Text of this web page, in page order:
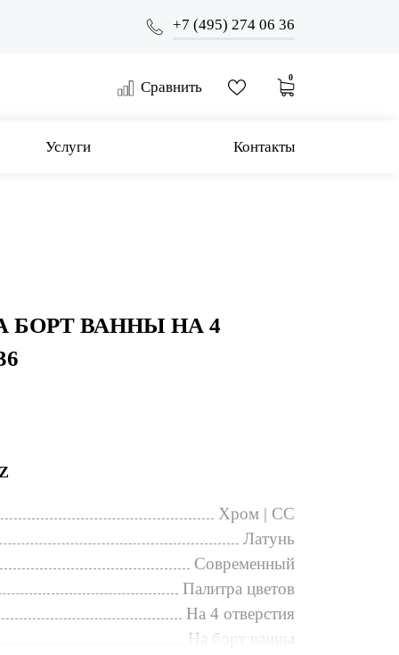
+7 (495) 274 06 36
Сравнить
0
Услуги Контакты
БОРТ ВАННЫ НА 4
Хром | CC
Латунь
Современный
Палитра цветов
На 4 отверстия
На борт ванны